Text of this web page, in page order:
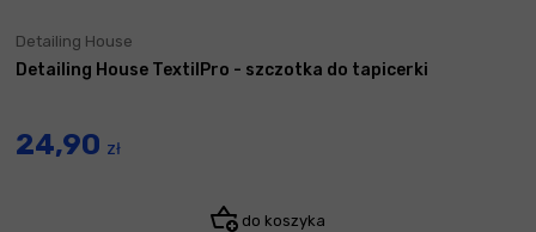
Detailing House
Detailing House TextilPro - szczotka do tapicerki
24,90 zł
do koszyka